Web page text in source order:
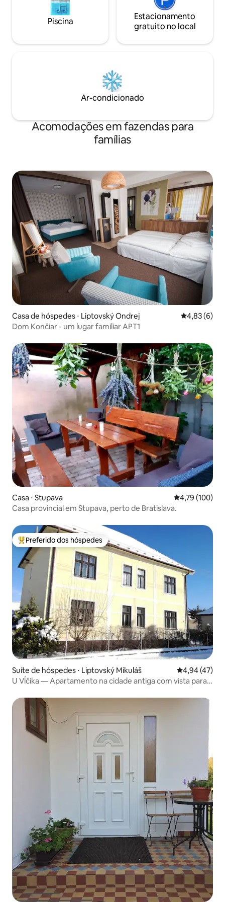
Piscina
Estacionamento
gratuito no local
Ar-condicionado
Acomodações em fazendas para
famílias
Casa de hóspedes ⋅ Liptovský Ondrej 4,83 de uma
4,83 (6)
Dom Končiar - um lugar familiar APT1
Casa ⋅ Stupava 4,79 de uma
4,79 (100)
Casa provincial em Stupava, perto de Bratislava.
Entre os melhores preferidos dos hóspedes
Preferido dos hóspedes
Suíte de hóspedes ⋅ Liptovský Mikuláš 4,94 de uma
4,94 (47)
U Vĺčika — Apartamento na cidade antiga com vista para a